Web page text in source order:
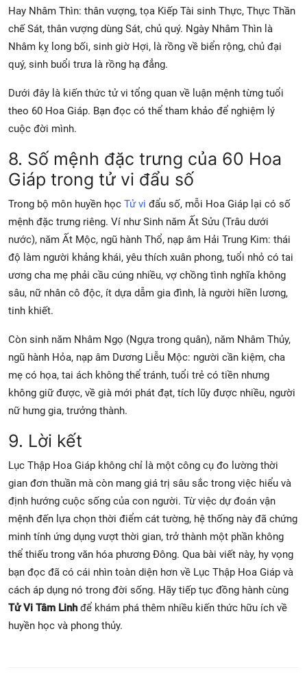
Hay Nhâm Thìn: thân vượng, tọa Kiếp Tài sinh Thực, Thực Thần
chế Sát, thân vượng dùng Sát, chủ quý. Ngày Nhâm Thìn là
Nhâm kỵ long bối, sinh giờ Hợi, là rồng về biển rộng, chủ đại
quý, sinh buổi trưa là rồng hạ đẳng.
Dưới đây là kiến thức tử vi tổng quan về luận mệnh từng tuổi
theo 60 Hoa Giáp. Bạn đọc có thể tham khảo để nghiệm lý
cuộc đời mình.
8. Số mệnh đặc trưng của 60 Hoa
Giáp trong tử vi đẩu số
Trong bộ môn huyền học Tử vi đẩu số, mỗi Hoa Giáp lại có số
mệnh đặc trưng riêng. Ví như Sinh năm Ất Sửu (Trâu dưới
nước), năm Ất Mộc, ngũ hành Thổ, nạp âm Hải Trung Kim: thái
độ làm người khảng khái, yêu thích xuân phong, tuổi nhỏ có tai
ương cha mẹ phải cầu cúng nhiều, vợ chồng tình nghĩa không
sâu, nữ nhân cô độc, ít dựa dẫm gia đình, là người hiền lương,
tinh khiết.
Còn sinh năm Nhâm Ngọ (Ngựa trong quân), năm Nhâm Thủy,
ngũ hành Hỏa, nạp âm Dương Liễu Mộc: người cần kiệm, cha
mẹ có họa, tai ách không thể tránh, tuổi trẻ có tiền nhưng
không giữ được, về già mới phát đạt, tích lũy được nhiều, người
nữ hưng gia, trưởng thành.
9. Lời kết
Lục Thập Hoa Giáp không chỉ là một công cụ đo lường thời
gian đơn thuần mà còn mang giá trị sâu sắc trong việc hiểu và
định hướng cuộc sống của con người. Từ việc dự đoán vận
mệnh đến lựa chọn thời điểm cát tường, hệ thống này đã chứng
minh tính ứng dụng vượt thời gian, trở thành một phần không
thể thiếu trong văn hóa phương Đông. Qua bài viết này, hy vọng
bạn đọc đã có cái nhìn toàn diện hơn về Lục Thập Hoa Giáp và
cách áp dụng nó trong đời sống. Hãy tiếp tục đồng hành cùng
Tử Vi Tâm Linh để khám phá thêm nhiều kiến thức hữu ích về
huyền học và phong thủy.